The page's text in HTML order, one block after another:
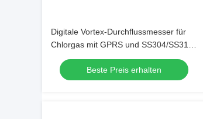
Digitale Vortex-Durchflussmesser für
Chlorgas mit GPRS und SS304/SS316-
Körpermaterial
Beste Preis erhalten